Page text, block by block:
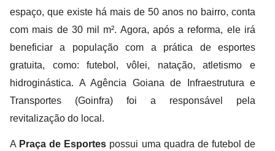
espaço, que existe há mais de 50 anos no bairro, conta
com mais de 30 mil m². Agora, após a reforma, ele irá
beneficiar a população com a prática de esportes
gratuita, como: futebol, vôlei, natação, atletismo e
hidroginástica. A Agência Goiana de Infraestrutura e
Transportes (Goinfra) foi a responsável pela
revitalização do local.
A Praça de Esportes possui uma quadra de futebol de